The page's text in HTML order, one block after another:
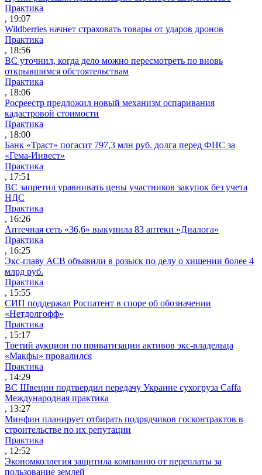
Практика
, 19:07
Wildberries начнет страховать товары от ударов дронов
Практика
, 18:56
ВС уточнил, когда дело можно пересмотреть по вновь
открывшимся обстоятельствам
Практика
, 18:06
Росреестр предложил новый механизм оспаривания
кадастровой стоимости
Практика
, 18:00
Банк «Траст» погасит 797,3 млн руб. долга перед ФНС за
«Гема-Инвест»
Практика
, 17:51
ВС запретил уравнивать цены участников закупок без учета
НДС
Практика
, 16:26
Аптечная сеть «36,6» выкупила 83 аптеки «Диалога»
Практика
, 16:25
Экс-главу АСВ объявили в розыск по делу о хищении более 4
млрд руб.
Практика
, 15:55
СИП поддержал Роспатент в споре об обозначении
«Нетдолгофф»
Практика
, 15:17
Третий аукцион по приватизации активов экс-владельца
«Макфы» провалился
Практика
, 14:29
ВС Швеции подтвердил передачу Украине сухогруза Caffa
Международная практика
, 13:27
Минфин планирует отбирать подрядчиков госконтрактов в
строительстве по их репутации
Практика
, 12:52
Экономколлегия защитила компанию от переплаты за
пользование землей